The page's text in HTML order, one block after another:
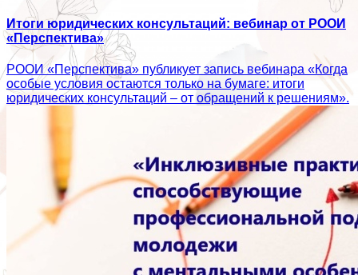
Итоги юридических консультаций: вебинар от РООИ
«Перспектива»
РООИ «Перспектива» публикует запись вебинара «Когда
особые условия остаются только на бумаге: итоги
юридических консультаций – от обращений к решениям».